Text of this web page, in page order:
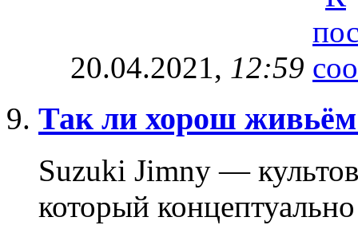
20.04.2021, 12:59
Так ли хорош
Suzuki Jimny —
который